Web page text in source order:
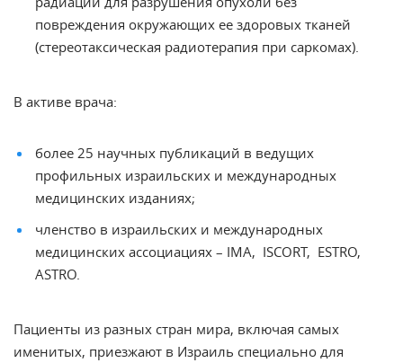
повреждения окружающих ее здоровых тканей
(стереотаксическая радиотерапия при саркомах).
В активе врача:
более 25 научных публикаций в ведущих
профильных израильских и международных
медицинских изданиях;
членство в израильских и международных
медицинских ассоциациях – IMA, ISCORT, ESTRO,
ASTRO.
Пациенты из разных стран мира, включая самых
именитых, приезжают в Израиль специально для